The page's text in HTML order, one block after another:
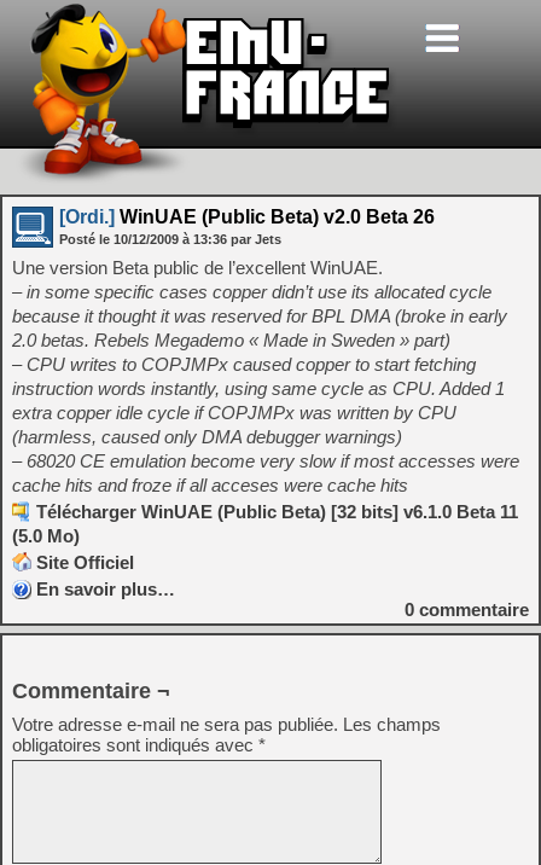
[Ordi.] WinUAE (Public Beta) v2.0 Beta 26
Posté le 10/12/2009 à 13:36 par Jets
Une version Beta public de l’excellent WinUAE.
– in some specific cases copper didn’t use its allocated cycle
because it thought it was reserved for BPL DMA (broke in early
2.0 betas. Rebels Megademo « Made in Sweden » part)
– CPU writes to COPJMPx caused copper to start fetching
instruction words instantly, using same cycle as CPU. Added 1
extra copper idle cycle if COPJMPx was written by CPU
(harmless, caused only DMA debugger warnings)
– 68020 CE emulation become very slow if most accesses were
cache hits and froze if all acceses were cache hits
Télécharger WinUAE (Public Beta) [32 bits] v6.1.0 Beta 11
(5.0 Mo)
Site Officiel
En savoir plus…
0 commentaire
Commentaire ¬
Votre adresse e-mail ne sera pas publiée. Les champs
obligatoires sont indiqués avec *